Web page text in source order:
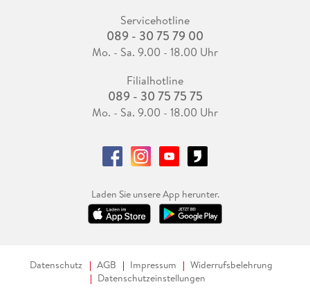
Servicehotline
089 - 30 75 79 00
Mo. - Sa. 9.00 - 18.00 Uhr
Filialhotline
089 - 30 75 75 75
Mo. - Sa. 9.00 - 18.00 Uhr
Laden Sie unsere App herunter.
Datenschutz AGB Impressum
Widerrufsbelehrung
Datenschutzeinstellungen